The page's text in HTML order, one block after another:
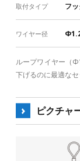
取付タイプ フ
ワイヤー径
ループワイヤー（
下げるのに最適な
ピクチャ